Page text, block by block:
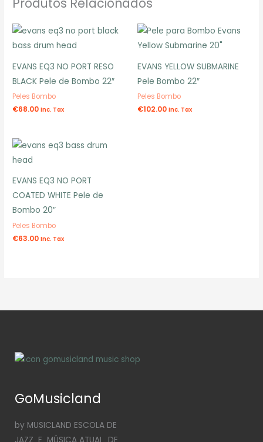
EVANS EQ3 NO PORT RESO
BLACK Pele de Bombo 22″
Peles Bombo
€68.00 Inc. Tax
EVANS YELLOW SUBMARINE
Pele Bombo 22″
Peles Bombo
€102.00 Inc. Tax
EVANS EQ3 NO PORT
COATED WHITE Pele de
Bombo 20″
Peles Bombo
€63.00 Inc. Tax
GoMusicland
by MUSICLAND ESCOLA DE